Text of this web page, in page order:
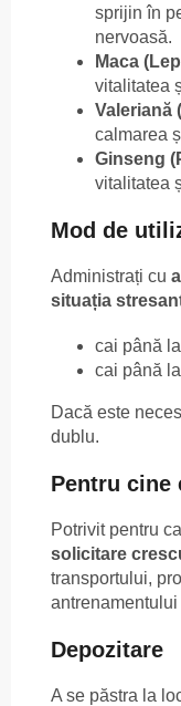
sprijin în
nervoasă.
Maca
vitalitatea
Valeriană
calmarea
Ginseng
vitalitatea
Mod de
Administrați cu
situația
cai până
cai până
Dacă este
dublu.
Pentru
Potrivit pentru
solicitare
transportului,
Depozitare
A se păstra la